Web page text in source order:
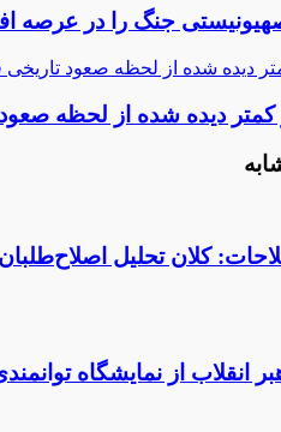
جنگ را در عرصه
دیده شده از لحظه صعود تاریخی
کمتر دیده شده از لحظه
کلان تحلیل
انقلاب از نمایشگاه